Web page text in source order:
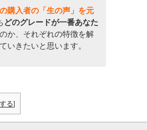
購入者の「生の声」を元
どのグレードが一番あなた
か、それぞれの特徴を解
いきたいと思います。
る]